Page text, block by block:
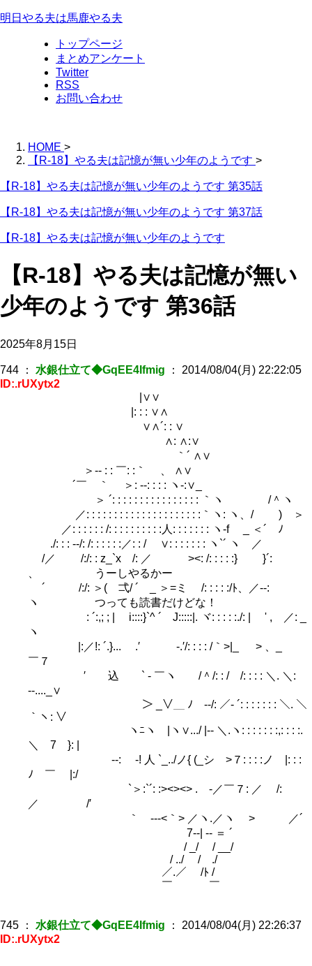
明日やる夫は馬鹿やる夫
トップページ
まとめアンケート
Twitter
RSS
お問い合わせ
HOME >
【R-18】やる夫は記憶が無い少年のようです >
【R-18】やる夫は記憶が無い少年のようです 第35話
【R-18】やる夫は記憶が無い少年のようです 第37話
【R-18】やる夫は記憶が無い少年のようです
【R-18】やる夫は記憶が無い
少年のようです 第36話
2025年8月15日
744 ： 水銀仕立て◆GqEE4Ifmig ： 2014/08/04(月) 22:22:05
ID:.rUXytx2
|∨∨
|: : : ∨∧
∨∧´: : ∨
∧: ∧:∨
｀´ ∧∨
＞-‐ : : ￣: :｀ 、 ∧∨
´￣ ｀ ＞: -‐: : : : ヽ-:∨_
＞ ´: : : : : : : : : : : : : : : : ｀ヽ /＾ヽ
／: : : : : : : : : : : : : : : : : : : : :｀ヽ: ヽ、/ ) ＞
／: : : : : : /: : : : : : : : : :人: : : : : : : ヽ-f _ ＜´ ﾉ
./: : : -‐/: /: : : : : :／: : / ∨: : : : : : : ヽ`´ ヽ ／
/／ /:/: : z_`x /: ／ ><: /: : : : :} }´:
、 うーしやるかー
´ /:/: ＞( 弌/ ´ _ ＞=ミ /: : : : :/ﾄ、／‐-:
ヽ つっても読書だけどな！
: ´:,; ; | i::::}`^ ´ J:::::|. ヾ: : : : :./: | ' , ／: _
ヽ
|:／!: ´.}... ゞ.′ ゝ-.′/: : : : /｀>|_ > 、_
￣７
′ 込 ` ‐ ￣ヽ /＾/: : / /: : : : ＼. ＼:
‐-...._∨
＞ _∨＿ ﾉ -‐/: ／- ´: : : : : : : ＼. ＼
｀ヽ: ∨
ヽﾆヽ |ヽ∨.../ |-‐ ＼.ヽ: : : : : : :,: : : :.
＼ 7 }: |
-‐: ゞ-! 人 `_../ノ{ (_シ >７: : : :ノ |: : :
ﾉ ￣ |:/
`＞:`´: :><><> .ゝ-／￣７: ／ /:
／ /′
｀ ‐-‐<｀> ／ヽ.／ヽ > ／´
7‐-| -‐ ＝ ´
/ _/ / __/
/ ../ / ./
／.／ /ﾄ /
￣ ￣
745 ： 水銀仕立て◆GqEE4Ifmig ： 2014/08/04(月) 22:26:37
ID:.rUXytx2